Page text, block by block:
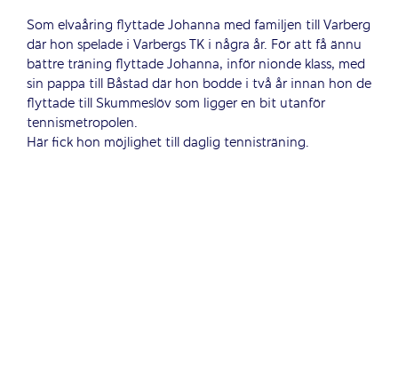
Som elvaåring flyttade Johanna med familjen till Varberg
där hon spelade i Varbergs TK i några år. För att få ännu
bättre träning flyttade Johanna, inför nionde klass, med
sin pappa till Båstad där hon bodde i två år innan hon de
flyttade till Skummeslöv som ligger en bit utanför
tennismetropolen.
Här fick hon möjlighet till daglig tennisträning.